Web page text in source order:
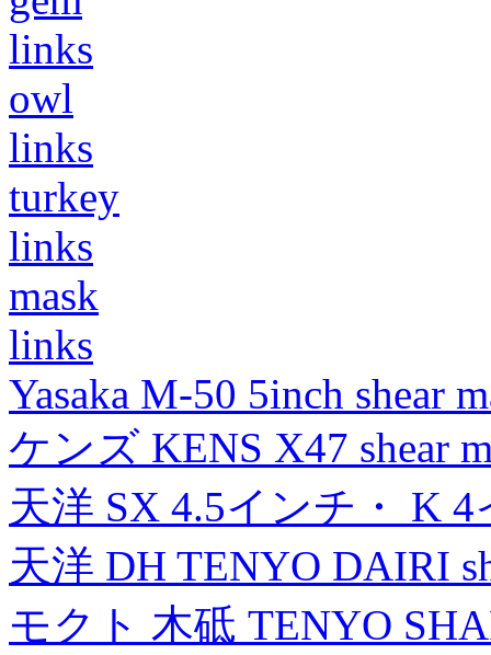
links
owl
links
turkey
links
mask
links
Yasaka M-50 5inch shear
ケンズ KENS X47 shear
天洋 SX 4.5インチ・ K
天洋 DH TENYO DAIRI
モクト 木砥 TENYO